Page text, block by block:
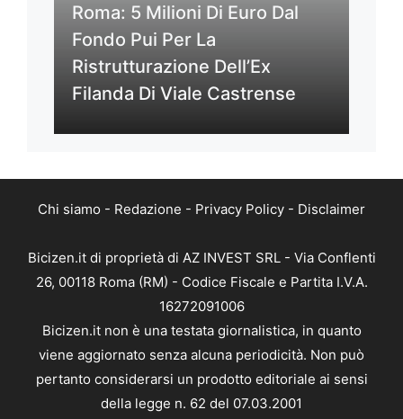
Roma: 5 Milioni Di Euro Dal
Fondo Pui Per La
Ristrutturazione Dell’Ex
Filanda Di Viale Castrense
Chi siamo - Redazione - Privacy Policy - Disclaimer
Bicizen.it di proprietà di AZ INVEST SRL - Via Conflenti
26, 00118 Roma (RM) - Codice Fiscale e Partita I.V.A.
16272091006
Bicizen.it non è una testata giornalistica, in quanto
viene aggiornato senza alcuna periodicità. Non può
pertanto considerarsi un prodotto editoriale ai sensi
della legge n. 62 del 07.03.2001